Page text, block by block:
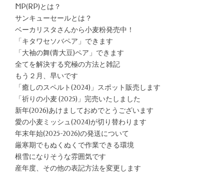
MP(RP)とは？
サンキューセールとは？
ベーカリスタさんから小麦粉発売中！
「キタワセソバペア」できます
「大袖の舞(青大豆)ペア」できます
全てを解決する究極の方法と雑記
もう２月、早いです
「癒しのスペルト(2024)」スポット販売します
「祈りの小麦 (2025)」完売いたしました
新年(2026)あけましておめでとうございます
愛の小麦ミッシュ(2024)が切り替わります
年末年始(2025-2026)の発送について
厳寒期でもぬくぬくで作業できる環境
根雪になりそうな雰囲気です
産年度、その他の表記方法を変更します